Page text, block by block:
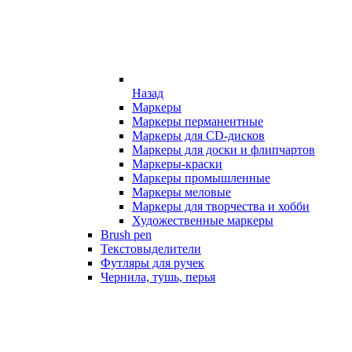
Назад
Маркеры
Маркеры перманентные
Маркеры для CD-дисков
Маркеры для доски и флипчартов
Маркеры-краски
Маркеры промышленные
Маркеры меловые
Маркеры для творчества и хобби
Художественные маркеры
Brush pen
Текстовыделители
Футляры для ручек
Чернила, тушь, перья